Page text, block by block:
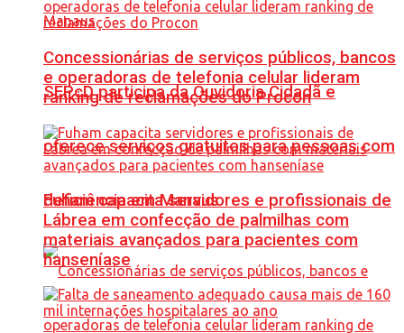
SEPcD participa da Ouvidoria Cidadã e
oferece serviços gratuitos para pessoas com
deficiência em Manaus
Concessionárias de serviços públicos, bancos
e operadoras de telefonia celular lideram
ranking de reclamações do Procon
Fuham capacita servidores e profissionais de
Lábrea em confecção de palmilhas com
materiais avançados para pacientes com
hanseníase